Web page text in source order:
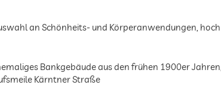
an Schönheits- und Körperanwendungen,
Bankgebäude aus den frühen 1900er
Kärntner Straße